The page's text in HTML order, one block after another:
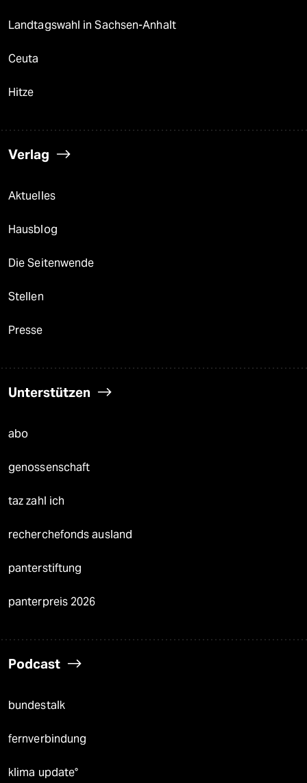
Landtagswahl in Sachsen-Anhalt
Ceuta
Hitze
Verlag
Aktuelles
Hausblog
Die Seitenwende
Stellen
Presse
Unterstützen
abo
genossenschaft
taz zahl ich
recherchefonds ausland
panterstiftung
panterpreis 2026
Podcast
bundestalk
fernverbindung
klima update°